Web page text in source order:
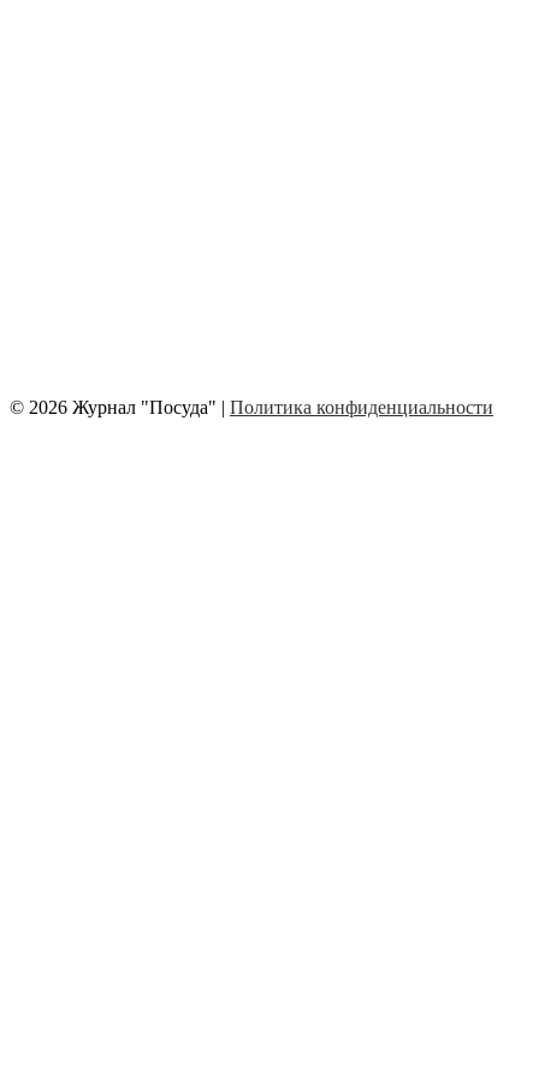
© 2026 Журнал "Посуда" | Политика конфиденциальности